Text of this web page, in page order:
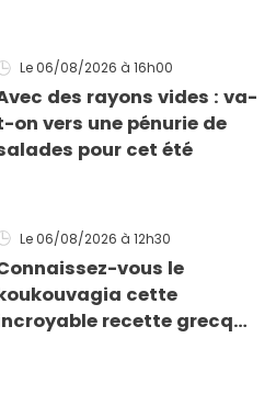
Le 06/08/2026 à 16h00
des rayons vides : va-
on vers une pénurie de
pour cet été
Le 06/08/2026 à 12h30
vous le
cette
recette grecque